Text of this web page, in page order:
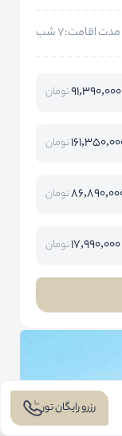
مدت اقامت:7 شب
91,390,000تومان
تومان
تومان
17,990,000تومان
رزرو رایگان تور